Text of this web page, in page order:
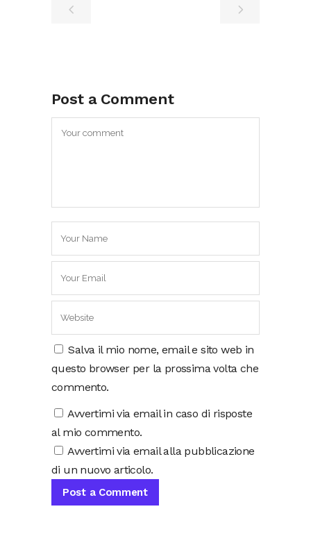
Post a Comment
Salva il mio nome, email e sito web in
questo browser per la prossima volta che
commento.
Avvertimi via email in caso di risposte
al mio commento.
Avvertimi via email alla pubblicazione
di un nuovo articolo.